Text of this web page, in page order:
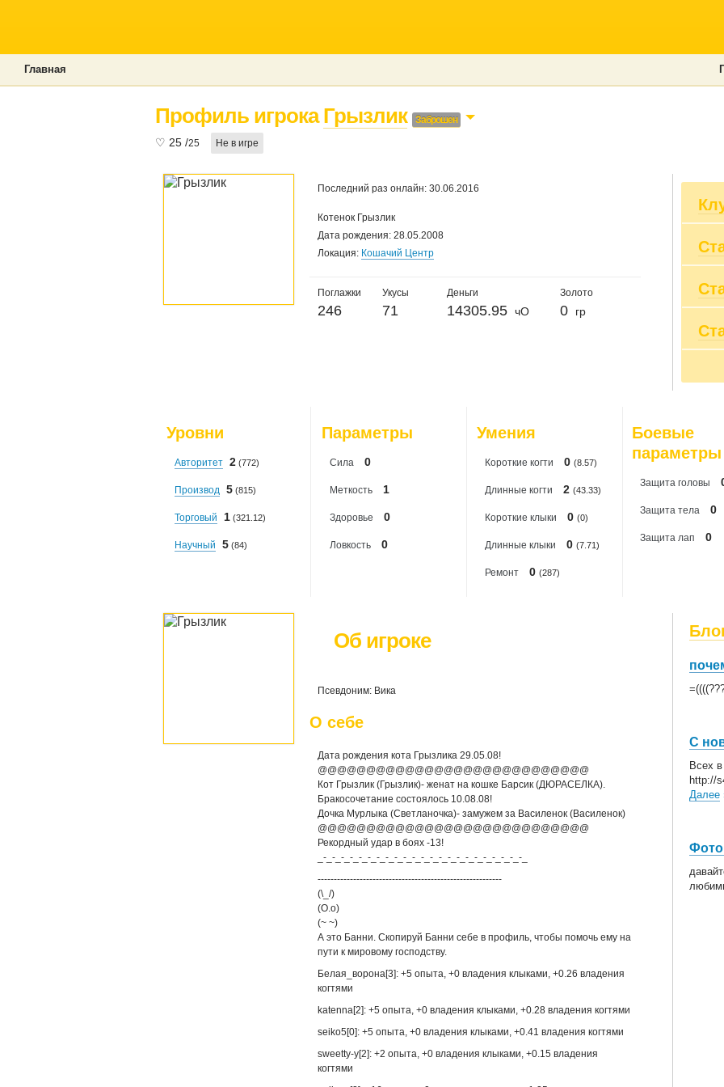
Главная
Профиль игрокаГрызлик Заброшен
♡ 25 /25 Не в игре
Последний раз онлайн: 30.06.2016
Котенок Грызлик
Дата рождения: 28.05.2008
Локация: Кошачий Центр
Поглажки
246
Укусы
71
Деньги
14305.95 чО
Золото
0 гр
Уровни
Авторитет 2 (772)
Производ 5 (815)
Торговый 1 (321.12)
Научный 5 (84)
Параметры
Сила 0
Меткость 1
Здоровье 0
Ловкость 0
Умения
Короткиe когти 0 (8.57)
Длинные когти 2 (43.33)
Короткие клыки 0 (0)
Длинные клыки 0 (7.71)
Ремонт 0 (287)
Боевые
параметры
Защита головы
Защита тела 0
Защита лап 0
Об игроке
Псевдоним: Вика
О себе
Дата рождения кота Грызлика 29.05.08!
@@@@@@@@@@@@@@@@@@@@@@@@@@@@
Кот Грызлик (Грызлик)- женат на кошке Барсик (ДЮРАСЕЛКА).
Бракосочетание состоялось 10.08.08!
Дочка Мурлыка (Светланочка)- замужем за Василенок (Василенок)
@@@@@@@@@@@@@@@@@@@@@@@@@@@@
Рекордный удар в боях -13!
_-_-_-_-_-_-_-_-_-_-_-_-_-_-_-_-_-_-_-_-_-_-_-_
---------------------------------------------------------
(\_/)
(O.о)
(~ ~)
А это Банни. Скопируй Банни себе в профиль, чтобы помочь ему на
пути к мировому господству.
Белая_ворона[3]: +5 опыта, +0 владения клыками, +0.26 владения
когтями
katenna[2]: +5 опыта, +0 владения клыками, +0.28 владения когтями
seiko5[0]: +5 опыта, +0 владения клыками, +0.41 владения когтями
sweetty-y[2]: +2 опыта, +0 владения клыками, +0.15 владения
когтями
С
Всех
http://
Далее